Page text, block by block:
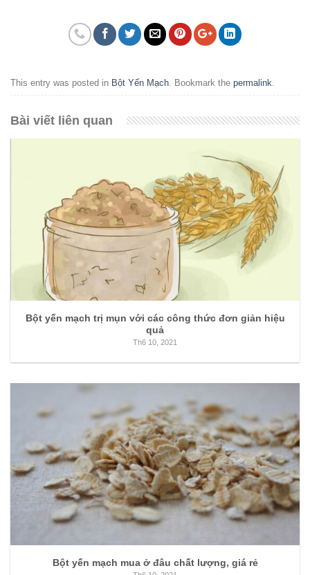
This entry was posted in Bột Yến Mạch . Bookmark the permalink
Bài viết liên quan
Bột yến mạch trị mụn với các công thức đơn giản hiệu
quả
Th6 10, 2021
Bột yến mạch mua ở đâu chất lượng, giá rẻ